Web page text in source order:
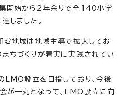
開始から2年余りで全140小学
しました。
む地域は地域主導で拡大してお
ちづくりが着実に実践されてい
設立を目指しており、今後
が一丸となって、LMO設立に向